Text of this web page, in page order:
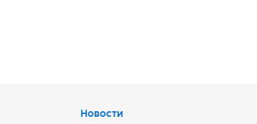
Новости